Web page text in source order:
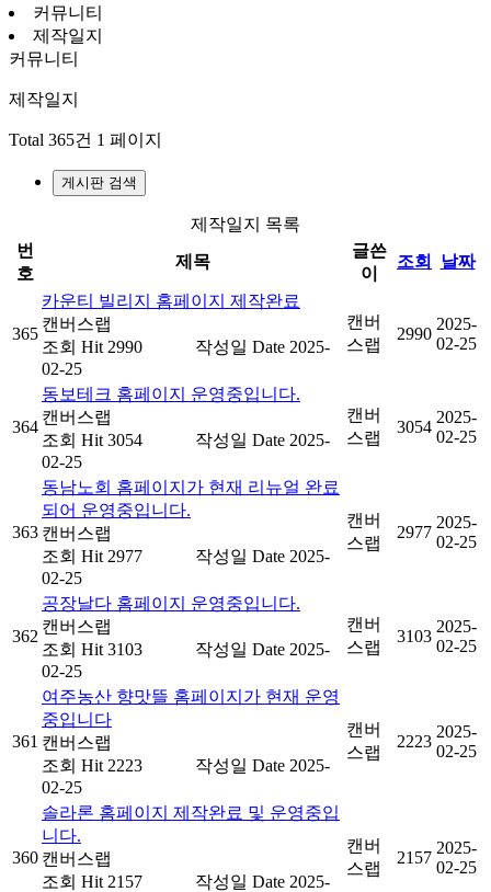
커뮤니티
제작일지
커뮤니티
제작일지
Total 365건 1 페이지
게시판 검색
제작일지 목록
번
호
제목
글쓴
이
조회 날짜
365
카운티 빌리지 홈페이지 제작완료
캔버스랩
조회 Hit 2990 작성일 Date 2025-
02-25
캔버
스랩
2990
2025-
02-25
364
동보테크 홈페이지 운영중입니다.
캔버스랩
조회 Hit 3054 작성일 Date 2025-
02-25
캔버
스랩
3054
2025-
02-25
363
동남노회 홈페이지가 현재 리뉴얼 완료
되어 운영중입니다.
캔버스랩
조회 Hit 2977 작성일 Date 2025-
02-25
캔버
스랩
2977
2025-
02-25
362
공장날다 홈페이지 운영중입니다.
캔버스랩
조회 Hit 3103 작성일 Date 2025-
02-25
캔버
스랩
3103
2025-
02-25
361
여주농산 향맛뜰 홈페이지가 현재 운영
중입니다
캔버스랩
조회 Hit 2223 작성일 Date 2025-
02-25
캔버
스랩
2223
2025-
02-25
360
솔라론 홈페이지 제작완료 및 운영중입
니다.
캔버스랩
조회 Hit 2157 작성일 Date 2025-
캔버
스랩
2157
2025-
02-25